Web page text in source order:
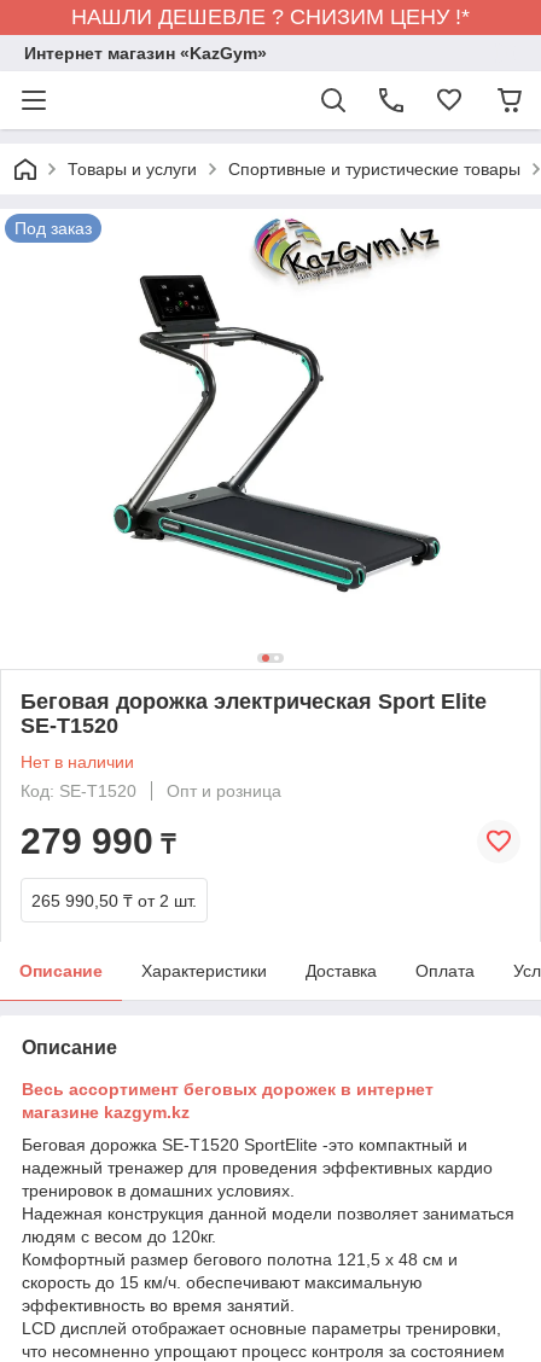
НАШЛИ ДЕШЕВЛЕ ? СНИЗИМ ЦЕНУ !*
Интернет магазин «KazGym»
Товары и услуги Спортивные и туристические товары
Под заказ
Беговая дорожка электрическая Sport Elite
SE-T1520
Нет в наличии
Код: SE-T1520
Опт и розница
279 990 ₸
265 990,50 ₸ от 2 шт.
Описание Характеристики Доставка Оплата
Описание
Весь ассортимент беговых дорожек в интернет
магазине kazgym.kz
Беговая дорожка SE-T1520 SportElite -это компактный и
надежный тренажер для проведения эффективных кардио
тренировок в домашних условиях.
Надежная конструкция данной модели позволяет заниматься
людям с весом до 120кг.
Комфортный размер бегового полотна 121,5 х 48 см и
скорость до 15 км/ч. обеспечивают максимальную
эффективность во время занятий.
LCD дисплей отображает основные параметры тренировки,
что несомненно упрощают процесс контроля за состоянием